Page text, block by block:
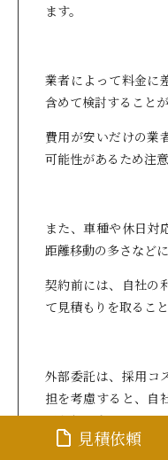
見積依頼
ます。
業者によって料金に
含めて検討することが
費用が安いだけの業
可能性があるため注
また、車種や休日対
距離移動の多さなど
契約前には、自社の
て見積もりを取るこ
外部委託は、採用コ
担を考慮すると、自
があります。